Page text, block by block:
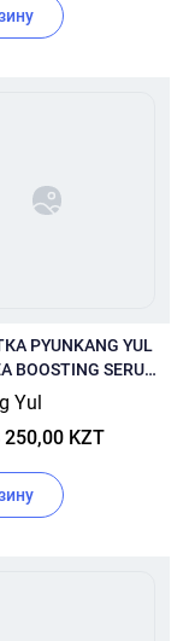
PYUNKANG YUL
BOOSTING SERUM
Yul
250,00 KZT